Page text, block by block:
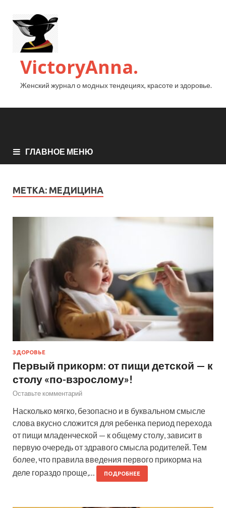
VictoryAnna.
Женский журнал о модных тендециях, красоте и здоровье.
ГЛАВНОЕ МЕНЮ
МЕТКА: МЕДИЦИНА
ЗДОРОВЬЕ
Первый прикорм: от пищи детской — к
столу «по-взрослому»!
Оставьте комментарий
Насколько мягко, безопасно и в буквальном смысле
слова вкусно сложится для ребенка период перехода
от пищи младенческой — к общему столу, зависит в
первую очередь от здравого смысла родителей. Тем
более, что правила введения первого прикорма на
деле гораздо проще,…
ПОДРОБНЕЕ